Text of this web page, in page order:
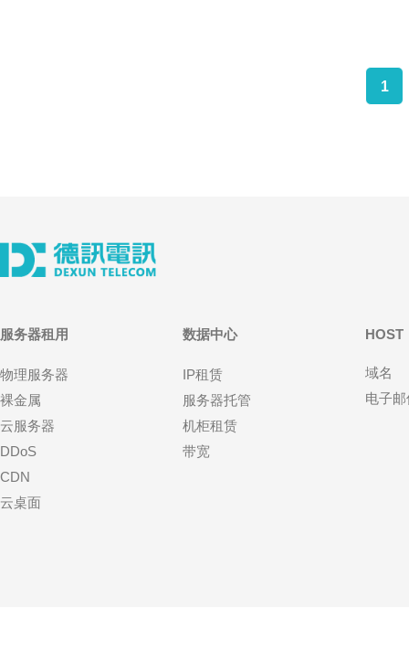
1
服务器租用
物理服务器
裸金属
云服务器
DDoS
CDN
云桌面
数据中心
IP租赁
服务器托管
机柜租赁
带宽
HOST
域名
电子